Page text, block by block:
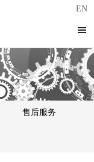
EN
售后服务